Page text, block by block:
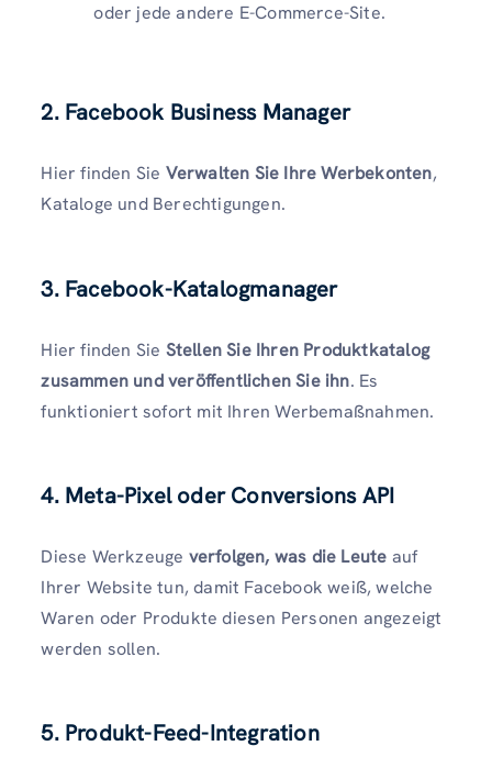
oder jede andere E-Commerce-Site.
2. Facebook Business Manager
Hier finden Sie Verwalten Sie Ihre Werbekonten,
Kataloge und Berechtigungen.
3. Facebook-Katalogmanager
Hier finden Sie Stellen Sie Ihren Produktkatalog
zusammen und veröffentlichen Sie ihn. Es
funktioniert sofort mit Ihren Werbemaßnahmen.
4. Meta-Pixel oder Conversions API
Diese Werkzeuge verfolgen, was die Leute auf
Ihrer Website tun, damit Facebook weiß, welche
Waren oder Produkte diesen Personen angezeigt
werden sollen.
5. Produkt-Feed-Integration